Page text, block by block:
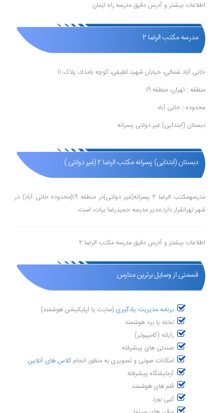
اطلاعات بیشتر و آدرس دقیق مدرسه راه ایمان
مدرسه مکتب الرضا 2
خانی آباد شمالی، خیابان شهید لطیفی، کوچه بامداد، پلاک 11
منطقه : تهران، منطقه 19
محدوده : خانی آباد
دبستان (ابتدایی) غیر دولتی پسرانه
دبستان (ابتدایی) پسرانه مکتب الرضا 2 (غیر دولتی )
مدرسهمکتب الرضا 2 پسرانه(غیر دولتی)در منطقه 19(محدوده خانی آباد) در
شهر تهرانقرار دارد.مدیر مدرسه حمیدرضا بیات، است.
اطلاعات بیشتر و آدرس دقیق مدرسه مکتب الرضا 2
قسمتی از وسایل برترین مدارس
برنامه مدیریت یادگیری (سایت یا اپلیکیشن هوشمند)
تخته یا برد هوشمند
رایانه (کامپیوتر)
صندلی های پیشرفته
امکانات صوتی و تصویری به منظور انجامکلاس های آنلاین
آزمایشگاه پیشرفته
قلم های هوشمند
کپی بورد